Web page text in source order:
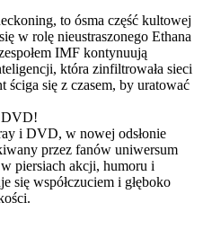
to ósma część kultowej
w rolę nieustraszonego Ethana
IMF kontynuują
która zinfiltrowała sieci
ściga się z czasem, by uratować
DVD!
i DVD, w nowej odsłonie
przez fanów uniwersum
piersiach akcji, humoru i
się współczuciem i głęboko